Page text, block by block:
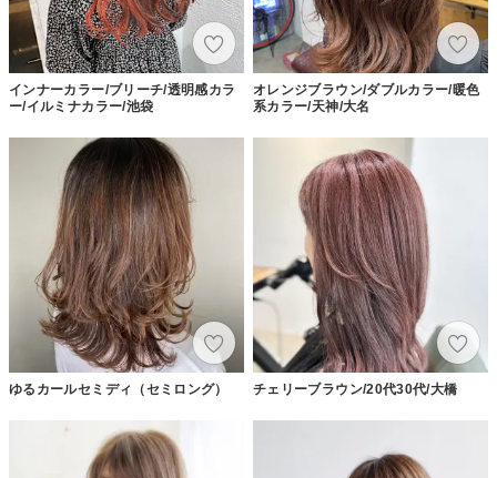
インナーカラー/ブリーチ/透明感カラ
ー/イルミナカラー/池袋
オレンジブラウン/ダブルカラー/暖色
系カラー/天神/大名
ゆるカールセミディ（セミロング） チェリーブラウン/20代30代/大橋